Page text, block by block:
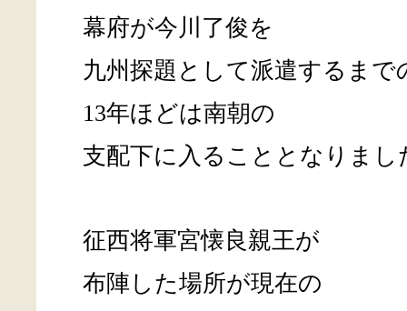
幕府が今川了俊を
九州探題として派遣するまで
13年ほどは南朝の
支配下に入ることとなりまし
征西将軍宮懐良親王が
布陣した場所が現在の